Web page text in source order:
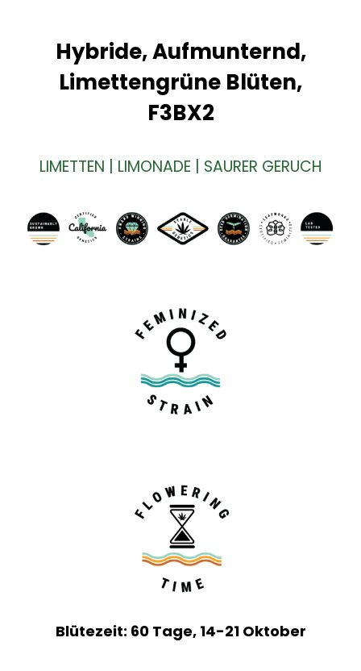
Hybride, Aufmunternd,
Limettengrüne Blüten,
F3BX2
LIMETTEN | LIMONADE | SAURER GERUCH
Blütezeit: 60 Tage, 14-21 Oktober